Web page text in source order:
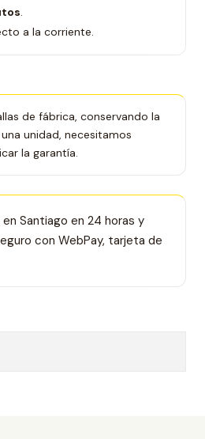
.
a la corriente.
de fábrica, conservando la
unidad, necesitamos
la garantía.
Santiago en 24 horas y
con WebPay, tarjeta de